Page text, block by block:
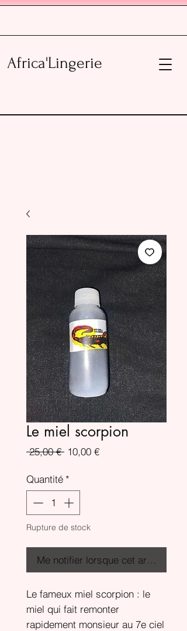
Africa'Lingerie
Le miel scorpion
25,00 € Prix
10,00 €Prix
Quantité *
Rupture de stock
Me notifier lorsque cet article est
Le fameux miel scorpion : le
miel qui fait remonter
rapidement monsieur au 7e ciel